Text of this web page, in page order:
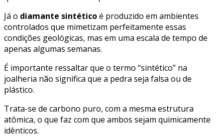
Já o diamante sintéticoé produzido em ambientes
controlados que mimetizam perfeitamente essas
condições geológicas, mas em uma escala de tempo de
apenas algumas semanas.
É importante ressaltar que o termo “sintético” na
joalheria não significa que a pedra seja falsa ou de
plástico.
Trata-se de carbono puro, com a mesma estrutura
atômica, o que faz com que ambos sejam quimicamente
idênticos.